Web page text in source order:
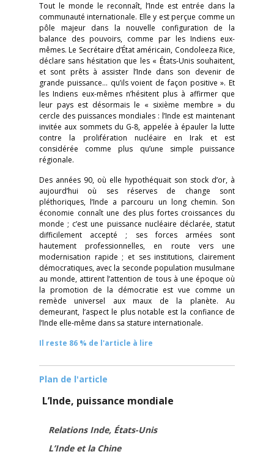
Tout le monde le reconnaît, l’Inde est entrée dans la
communauté internationale. Elle y est perçue comme un
pôle majeur dans la nouvelle configuration de la
balance des pouvoirs, comme par les Indiens eux-
mêmes. Le Secrétaire d’État américain, Condoleeza Rice,
déclare sans hésitation que les « États-Unis souhaitent,
et sont prêts à assister l’Inde dans son devenir de
grande puissance… qu’ils voient de façon positive ». Et
les Indiens eux-mêmes n’hésitent plus à affirmer que
leur pays est désormais le « sixième membre » du
cercle des puissances mondiales : l’Inde est maintenant
invitée aux sommets du G-8, appelée à épauler la lutte
contre la prolifération nucléaire en Irak et est
considérée comme plus qu’une simple puissance
régionale.
Des années 90, où elle hypothéquait son stock d’or, à
aujourd’hui où ses réserves de change sont
pléthoriques, l’Inde a parcouru un long chemin. Son
économie connaît une des plus fortes croissances du
monde ; c’est une puissance nucléaire déclarée, statut
difficilement accepté ; ses forces armées sont
hautement professionnelles, en route vers une
modernisation rapide ; et ses institutions, clairement
démocratiques, avec la seconde population musulmane
au monde, attirent l’attention de tous à une époque où
la promotion de la démocratie est vue comme un
remède universel aux maux de la planète. Au
demeurant, l’aspect le plus notable est la confiance de
l’Inde elle-même dans sa stature internationale.
Il reste 86 % de l'article à lire
Plan de l'article
L’Inde, puissance mondiale
Relations Inde, États-Unis
L’Inde et la Chine